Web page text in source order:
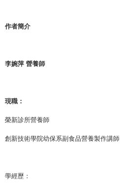
作者簡介
李婉萍 營養師
現職：
榮新診所營養師
創新技術學院幼保系副食品營養製作講師
學經歷：